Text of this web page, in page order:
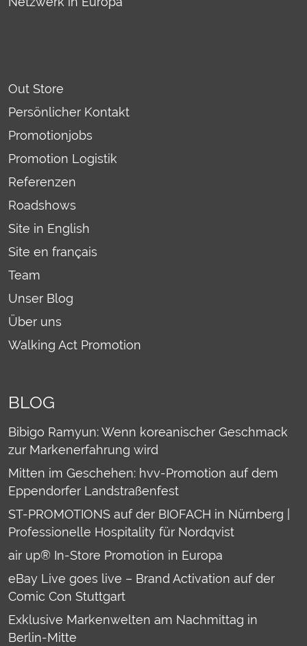
Out Store
Persönlicher Kontakt
Promotionjobs
Promotion Logistik
Referenzen
Roadshows
Site in English
Site en français
Team
Unser Blog
Über uns
Walking Act Promotion
BLOG
Bibigo Ramyun: Wenn koreanischer Geschmack
zur Markenerfahrung wird
Mitten im Geschehen: hvv-Promotion auf dem
Eppendorfer Landstraßenfest
ST-PROMOTIONS auf der BIOFACH in Nürnberg |
Professionelle Hospitality für Nordqvist
air up® In-Store Promotion in Europa
eBay Live goes live – Brand Activation auf der
Comic Con Stuttgart
Exklusive Markenwelten am Nachmittag in
Berlin-Mitte